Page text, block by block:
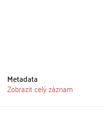
Metadata
Zobrazit celý záznam